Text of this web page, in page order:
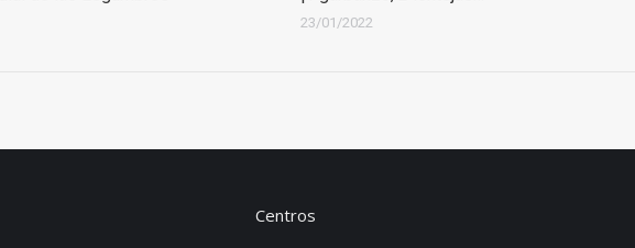
23/01/2022
Centros